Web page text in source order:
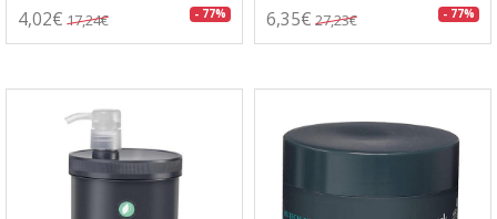
4,02€ 17,24€ - 77% 6,35€ 27,23€ - 77%